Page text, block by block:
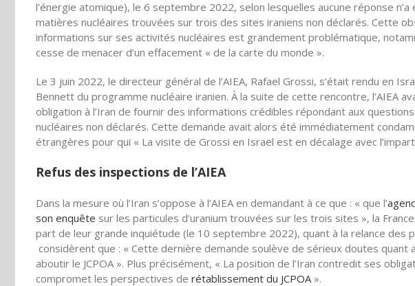
l’énergie atomique), le 6 septembre 2022, selon lesquelles aucune réponse
matières nucléaires trouvées sur trois des sites iraniens non déclarés. Cette
informations sur ses activités nucléaires est grandement problématique,
cesse de menacer d’un effacement « de la carte du monde ».
Le 3 juin 2022, le directeur général de l’AIEA, Rafael Grossi, s’était rendu en
Bennett du programme nucléaire iranien. À la suite de cette rencontre, l’AIEA
obligation à l’Iran de fournir des informations crédibles répondant aux
nucléaires non déclarés. Cette demande avait alors été immédiatement
étrangères pour qui « La visite de Grossi en Israël est en décalage avec
Refus des inspections de l’AIEA
Dans la mesure où l’Iran s’oppose à l’AIEA en demandant à ce que : « que l’
son enquête sur les particules d’uranium trouvées sur les trois sites », la
part de leur grande inquiétude (le 10 septembre 2022), quant à la relance des
considèrent que : « Cette dernière demande soulève de sérieux doutes quant
aboutir le JCPOA ». Plus précisément, « La position de l’Iran contredit ses
compromet les perspectives de rétablissement du JCPOA ».